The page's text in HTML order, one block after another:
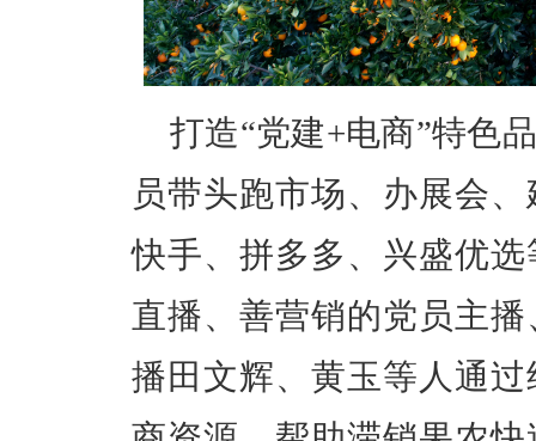
打造“党建+电商”特色
员带头跑市场、办展会
快手、拼多多、兴盛优
直播、善营销的党员主
播田文辉、黄玉等人通